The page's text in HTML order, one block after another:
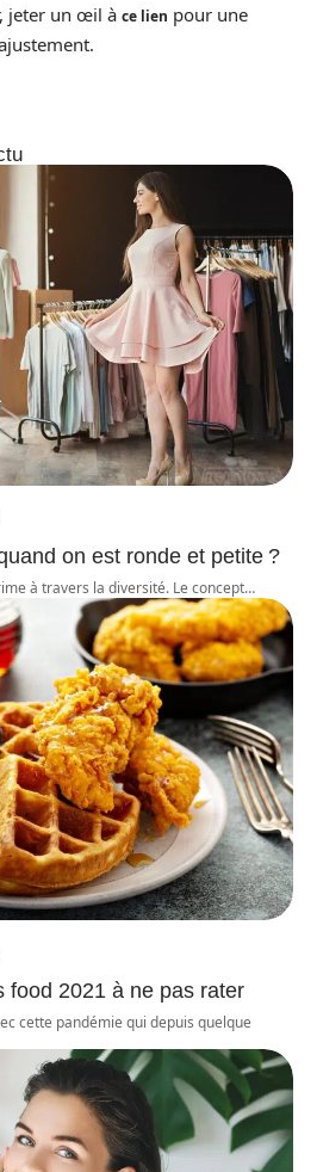
jeter un œil à ce lien pour une
on est ronde et petite ?
à travers la diversité. Le concept…
food 2021 à ne pas rater
cette pandémie qui depuis quelque